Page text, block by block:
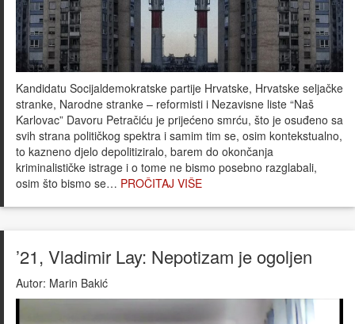
Kandidatu Socijaldemokratske partije Hrvatske, Hrvatske seljačke
stranke, Narodne stranke – reformisti i Nezavisne liste “Naš
Karlovac” Davoru Petračiću je prijećeno smrću, što je osuđeno sa
svih strana političkog spektra i samim tim se, osim kontekstualno,
to kazneno djelo depolitiziralo, barem do okončanja
kriminalističke istrage i o tome ne bismo posebno razglabali,
osim što bismo se… PROČITAJ VIŠE
’21, Vladimir Lay: Nepotizam je ogoljen
Autor: Marin Bakić